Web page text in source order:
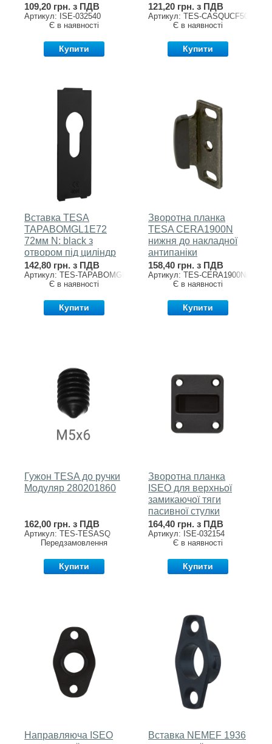
109,20 грн. з ПДВ
Артикул: ISE-032540
Є в наявності
Купити
121,20 грн. з ПДВ
Артикул: TES-CASQUCF50
Є в наявності
Купити
Вставка TESA
TAPABOMGL1E72
72мм N: black з
отвором під циліндр
до ручки GLOBAL1E
142,80 грн. з ПДВ
Артикул: TES-TAPABOMGL1E72
Є в наявності
Купити
Зворотна планка
TESA CERA1900N
нижня до накладної
антипаніки
158,40 грн. з ПДВ
Артикул: TES-CERA1900N/REF1
Є в наявності
Купити
Гужон TESA до ручки
Модуляр 280201860
162,00 грн. з ПДВ
Артикул: TES-TESASQ
Передзамовлення
Купити
Зворотна планка
ISEO для верхньої
замикаючої тяги
пасивної стулки
врізний 032154
пластик
164,40 грн. з ПДВ
Артикул: ISE-032154
Є в наявності
Купити
Направляюча ISEO
Вставка NEMEF 1936